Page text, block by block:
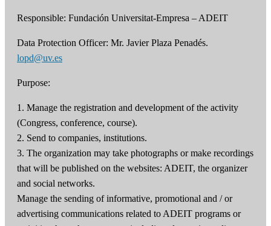
Responsible: Fundación Universitat-Empresa – ADEIT
Data Protection Officer: Mr. Javier Plaza Penadés.
lopd@uv.es
Purpose:
1. Manage the registration and development of the activity
(Congress, conference, course).
2. Send to companies, institutions.
3. The organization may take photographs or make recordings
that will be published on the websites: ADEIT, the organizer
and social networks.
Manage the sending of informative, promotional and / or
advertising communications related to ADEIT programs or